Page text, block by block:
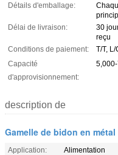
Détails d'emballage:
Délai de livraison:
30
reçu
Conditions de paiement:
T/T, L/
Capacité
d'approvisionnement:
description de
Gamelle de bidon en métal
Application:
Alimentation